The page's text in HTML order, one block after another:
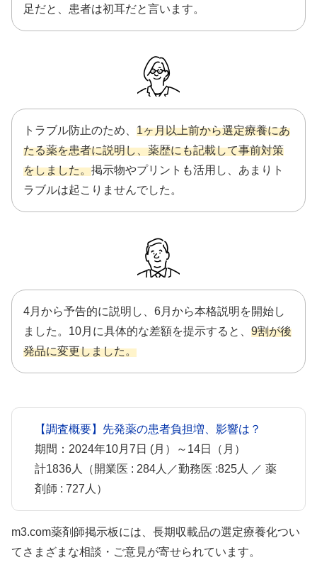
足だと、患者は初耳だと言います。
トラブル防止のため、 1ヶ月以上前から選定療養にあ
たる薬を患者に説明し、薬歴にも記載して事前対策
をしました。掲示物やプリントも活用し、あまりト
ラブルは起こりませんでした。
4月から予告的に説明し、6月から本格説明を開始し
ました。10月に具体的な差額を提示すると、 9割が後
発品に変更しました。
【調査概要】先発薬の患者負担増、影響は？
期間：2024年10月7日 (月）～14日（月）
計1836人（開業医 : 284人／勤務医 :825人 ／ 薬
剤師 : 727人）
m3.com薬剤師掲示板には、長期収載品の選定療養化つい
てさまざまな相談・ご意見が寄せられています。